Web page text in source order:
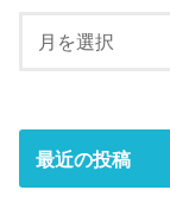
最近の投稿